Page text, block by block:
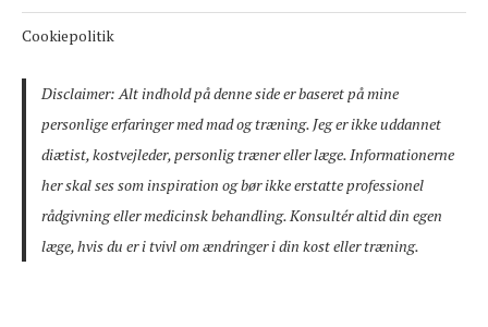
Cookiepolitik
Disclaimer: Alt indhold på denne side er baseret på mine
personlige erfaringer med mad og træning. Jeg er ikke uddannet
diætist, kostvejleder, personlig træner eller læge. Informationerne
her skal ses som inspiration og bør ikke erstatte professionel
rådgivning eller medicinsk behandling. Konsultér altid din egen
læge, hvis du er i tvivl om ændringer i din kost eller træning.